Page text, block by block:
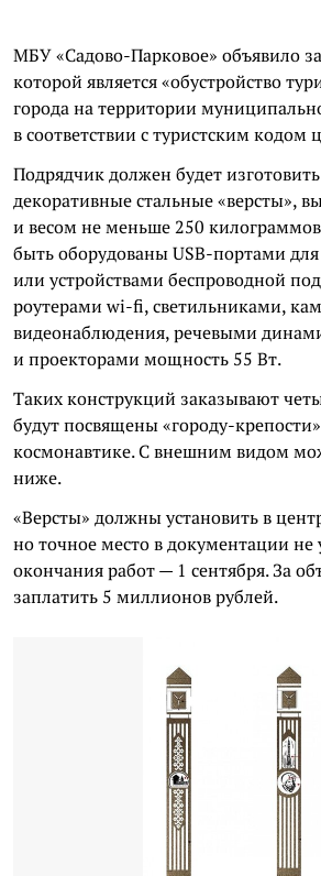
МБУ «Садово-Парковое» объявило
которой является «обустройство
города на территории
в соответствии с туристским кодом
Подрядчик должен будет
декоративные стальные «версты»,
и весом не меньше 250
быть оборудованы USB-портами
или устройствами беспроводной
роутерами wi-fi, светильниками,
видеонаблюдения, речевыми
и проекторами мощность 55 Вт.
Таких конструкций заказывают
будут посвящены «городу-
космонавтике. С внешним видом
ниже.
«Версты» должны установить в
но точное место в документации не
окончания работ — 1 сентября. За
заплатить 5 миллионов рублей.